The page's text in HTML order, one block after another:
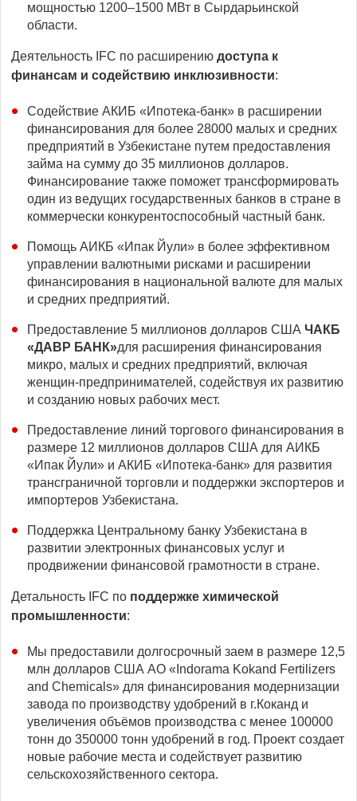
мощностью 1200–1500 МВт в Сырдарьинской
области.
Деятельность IFC по расширению доступа к
финансам и содействию инклюзивности:
Содействие АКИБ «Ипотека-банк» в расширении
финансирования для более 28000 малых и средних
предприятий в Узбекистане путем предоставления
займа на сумму до 35 миллионов долларов.
Финансирование также поможет трансформировать
один из ведущих государственных банков в стране в
коммерчески конкурентоспособный частный банк.
Помощь АИКБ «Ипак Йули» в более эффективном
управлении валютными рисками и расширении
финансирования в национальной валюте для малых
и средних предприятий.
Предоставление 5 миллионов долларов США ЧАКБ
«ДАВР БАНК»для расширения финансирования
микро, малых и средних предприятий, включая
женщин-предпринимателей, содействуя их развитию
и созданию новых рабочих мест.
Предоставление линий торгового финансирования в
размере 12 миллионов долларов США для АИКБ
«Ипак Йули» и АКИБ «Ипотека-банк» для развития
трансграничной торговли и поддержки экспортеров и
импортеров Узбекистана.
Поддержка Центральному банку Узбекистана в
развитии электронных финансовых услуг и
продвижении финансовой грамотности в стране.
Детальность IFC по поддержке химической
промышленности:
Мы предоставили долгосрочный заем в размере 12,5
млн долларов США АО «Indorama Kokand Fertilizers
and Chemicals» для финансирования модернизации
завода по производству удобрений в г.Коканд и
увеличения объёмов производства с менее 100000
тонн до 350000 тонн удобрений в год. Проект создает
новые рабочие места и содействует развитию
сельскохозяйственного сектора.